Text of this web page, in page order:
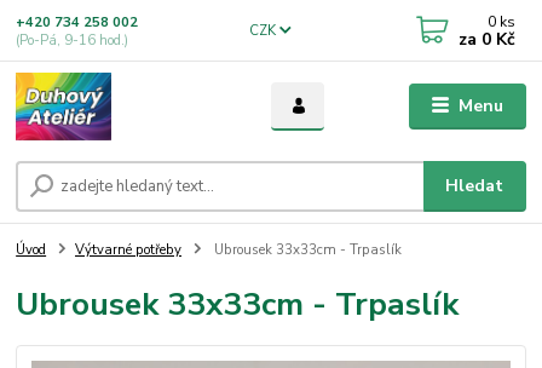
Menu
CZK
Hledat
+420 734 258 002
(Po-Pá, 9-16 hod.)
0 ks
za 0 Kč
Úvod Výtvarné potřeby Ubrousek 33x33cm - Trpaslík
Ubrousek 33x33cm - Trpaslík